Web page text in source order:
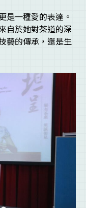
是一種愛的表達。
自於她對茶道的深
藝的傳承，還是生